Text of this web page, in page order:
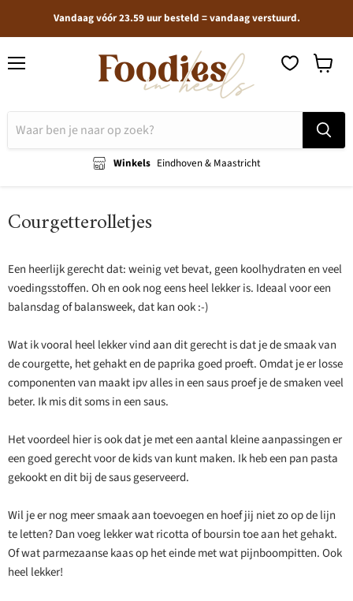
Vandaag vóór 23.59 uur besteld = vandaag verstuurd.
Winkels Eindhoven & Maastricht
Courgetterolletjes
Een heerlijk gerecht dat: weinig vet bevat, geen koolhydraten en veel
voedingsstoffen. Oh en ook nog eens heel lekker is. Ideaal voor een
balansdag of balansweek, dat kan ook :-)
Wat ik vooral heel lekker vind aan dit gerecht is dat je de smaak van
de courgette, het gehakt en de paprika goed proeft. Omdat je er losse
componenten van maakt ipv alles in een saus proef je de smaken veel
beter. Ik mis dit soms in een saus.
Het voordeel hier is ook dat je met een aantal kleine aanpassingen er
een goed gerecht voor de kids van kunt maken. Ik heb een pan pasta
gekookt en dit bij de saus geserveerd.
Wil je er nog meer smaak aan toevoegen en hoef jij niet zo op de lijn
te letten? Dan voeg lekker wat ricotta of boursin toe aan het gehakt.
Of wat parmezaanse kaas op het einde met wat pijnboompitten. Ook
heel lekker!